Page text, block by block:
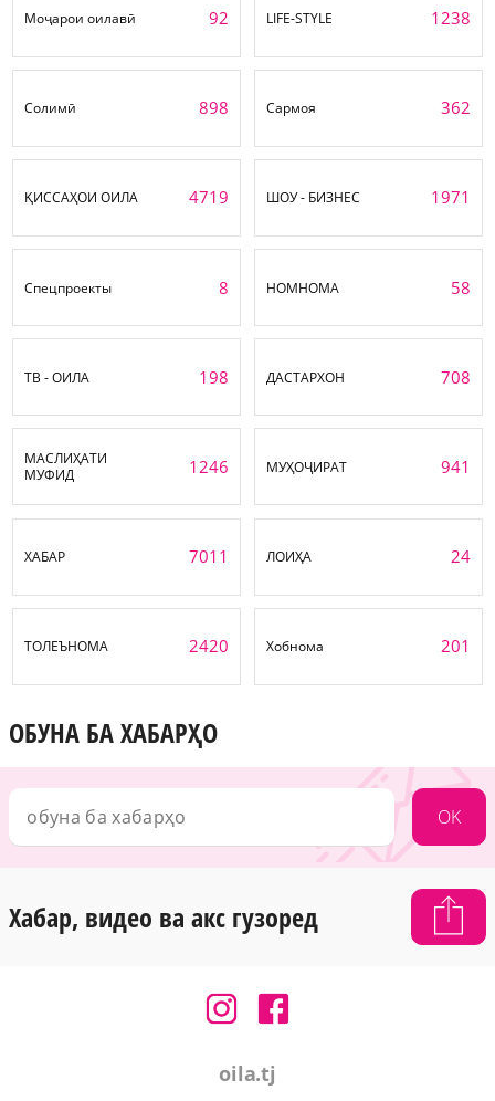
Моҷарои оилавӣ 92 LIFE-STYLE 1238
Солимӣ 898 Сармоя 362
ҚИССАҲОИ ОИЛА 4719 ШОУ - БИЗНЕС 1971
Спецпроекты 8 НОМНОМА 58
ТВ - ОИЛА 198 ДАСТАРХОН 708
МАСЛИҲАТИ
МУФИД
1246 МУҲОҶИРАТ 941
ХАБАР 7011 ЛОИҲА 24
ТОЛЕЪНОМА 2420 Хобнома 201
ОБУНА БА ХАБАРҲО
OK
Хабар, видео ва акс гузоред
oila.tj